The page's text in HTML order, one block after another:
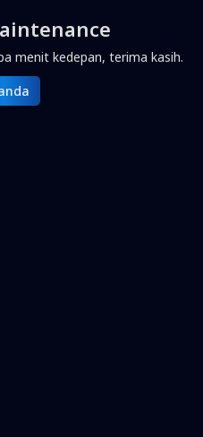
menit kedepan, terima kasih.